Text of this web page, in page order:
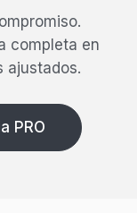
completa en
ajustados.
PRO